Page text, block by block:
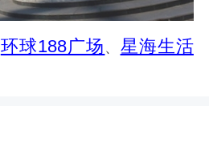
环球188广场 、 星海生活